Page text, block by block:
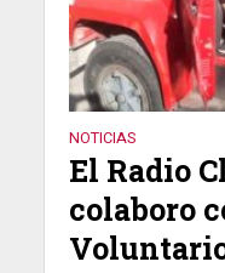
NOTICIAS
El Radio
colaboro